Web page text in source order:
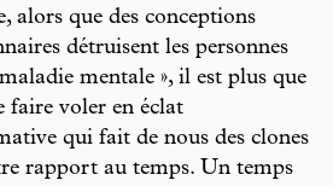
alors que des conceptions
détruisent les personnes
mentale », il est plus que
faire voler en éclat
qui fait de nous des clones
rapport au temps. Un temps